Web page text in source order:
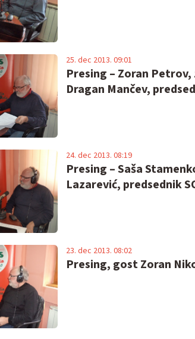
Presing – Zoran
Dragan Mančev,
25. dec 2013. 09:01
Presing – Saša
Lazarević, predsednik
24. dec 2013. 08:19
Presing, gost Zoran
23. dec 2013. 08:02